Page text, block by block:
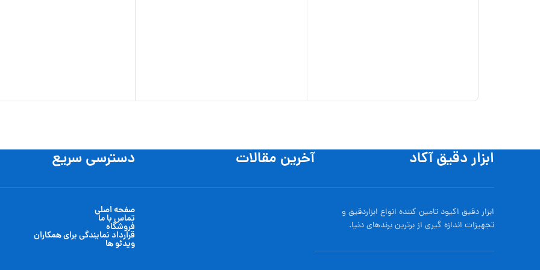
ابزار دقیق آکاد
ابزار دقیق اکیود تامین کننده انواع ابزاردقيق و
تجهيزات اندازه گیری از برترین برندهای دنیا.
آخرین مقالات دسترسی سریع
صفحه اصلی
تماس با ما
فروشگاه
قرارداد نمایندگی برای همکاران
ویدئو ها